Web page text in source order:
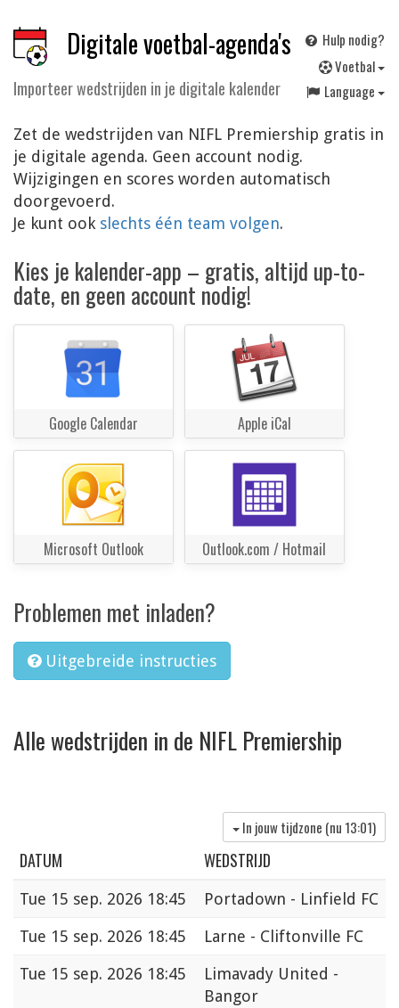
Digitale voetbal-agenda's
Importeer wedstrijden in je digitale kalender
Hulp nodig?
Voetbal
Language
Zet de wedstrijden van NIFL Premiership gratis in
je digitale agenda. Geen account nodig.
Wijzigingen en scores worden automatisch
doorgevoerd.
Je kunt ook slechts één team volgen.
Kies je kalender-app – gratis, altijd up-to-
date, en geen account nodig!
Google Calendar Apple iCal
Microsoft Outlook Outlook.com / Hotmail
Problemen met inladen?
Uitgebreide instructies
Alle wedstrijden in de NIFL Premiership
In jouw tijdzone (nu 13:01)
DATUM WEDSTRIJD
Tue 15 sep. 2026 18:45
Portadown - Linfield FC
Tue 15 sep. 2026 18:45
Larne - Cliftonville FC
Tue 15 sep. 2026 18:45
Limavady United -
Bangor